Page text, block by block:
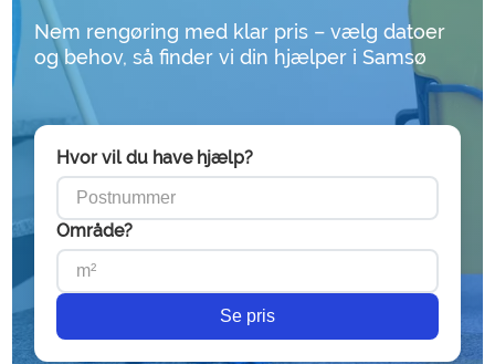
Nem rengøring med klar pris – vælg datoer
og behov, så finder vi din hjælper i Samsø
Hvor vil du have hjælp?
Område?
Se pris